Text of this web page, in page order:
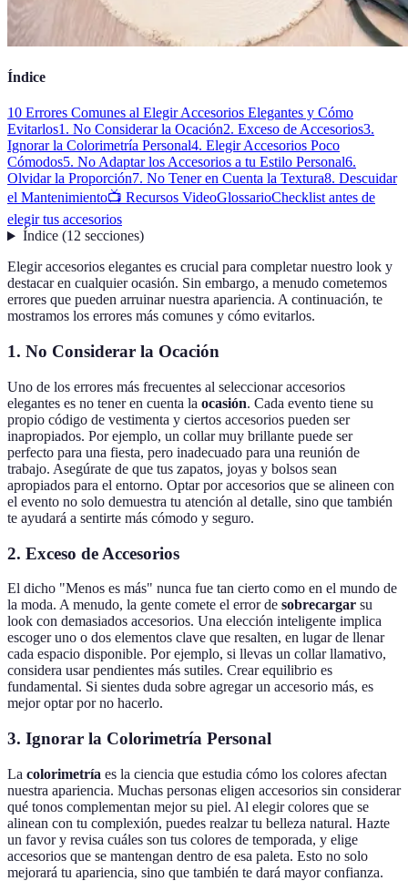
Índice
10 Errores Comunes al Elegir Accesorios Elegantes y Cómo
Evitarlos1. No Considerar la Ocación2. Exceso de Accesorios3.
Ignorar la Colorimetría Personal4. Elegir Accesorios Poco
Cómodos5. No Adaptar los Accesorios a tu Estilo Personal6.
Olvidar la Proporción7. No Tener en Cuenta la Textura8. Descuidar
el Mantenimiento📺 Recursos VideoGlossarioChecklist antes de
elegir tus accesorios
Índice(12 secciones)
Elegir accesorios elegantes es crucial para completar nuestro look y
destacar en cualquier ocasión. Sin embargo, a menudo cometemos
errores que pueden arruinar nuestra apariencia. A continuación, te
mostramos los errores más comunes y cómo evitarlos.
1. No Considerar la Ocación
Uno de los errores más frecuentes al seleccionar accesorios
elegantes es no tener en cuenta la ocasión. Cada evento tiene su
propio código de vestimenta y ciertos accesorios pueden ser
inapropiados. Por ejemplo, un collar muy brillante puede ser
perfecto para una fiesta, pero inadecuado para una reunión de
trabajo. Asegúrate de que tus zapatos, joyas y bolsos sean
apropiados para el entorno. Optar por accesorios que se alineen con
el evento no solo demuestra tu atención al detalle, sino que también
te ayudará a sentirte más cómodo y seguro.
2. Exceso de Accesorios
El dicho "Menos es más" nunca fue tan cierto como en el mundo de
la moda. A menudo, la gente comete el error de sobrecargar su
look con demasiados accesorios. Una elección inteligente implica
escoger uno o dos elementos clave que resalten, en lugar de llenar
cada espacio disponible. Por ejemplo, si llevas un collar llamativo,
considera usar pendientes más sutiles. Crear equilibrio es
fundamental. Si sientes duda sobre agregar un accesorio más, es
mejor optar por no hacerlo.
3. Ignorar la Colorimetría Personal
La colorimetría es la ciencia que estudia cómo los colores afectan
nuestra apariencia. Muchas personas eligen accesorios sin considerar
qué tonos complementan mejor su piel. Al elegir colores que se
alinean con tu complexión, puedes realzar tu belleza natural. Hazte
un favor y revisa cuáles son tus colores de temporada, y elige
accesorios que se mantengan dentro de esa paleta. Esto no solo
mejorará tu apariencia, sino que también te dará mayor confianza.